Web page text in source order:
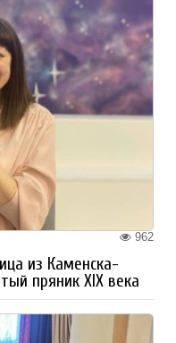
962
из Каменска-
пряник XIX века